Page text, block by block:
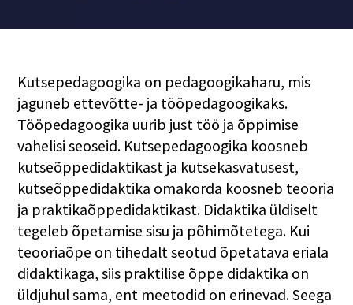
Kutsepedagoogika on pedagoogikaharu, mis
jaguneb ettevõtte- ja tööpedagoogikaks.
Tööpedagoogika uurib just töö ja õppimise
vahelisi seoseid. Kutsepedagoogika koosneb
kutseõppedidaktikast ja kutsekasvatusest,
kutseõppedidaktika omakorda koosneb teooria
ja praktikaõppedidaktikast. Didaktika üldiselt
tegeleb õpetamise sisu ja põhimõtetega. Kui
teooriaõpe on tihedalt seotud õpetatava eriala
didaktikaga, siis praktilise õppe didaktika on
üldjuhul sama, ent meetodid on erinevad. Seega